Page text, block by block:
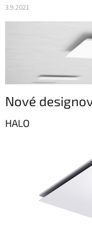
3.9.2021
Nové
HALO